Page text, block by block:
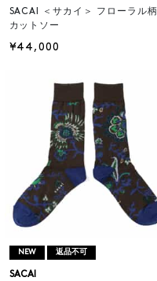
SACAI ＜サカイ＞ フローラル柄
カットソー
¥44,000
NEW 返品不可
SACAI